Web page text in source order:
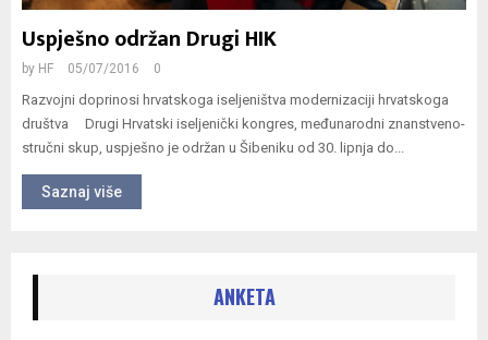
Uspješno održan Drugi HIK
by HF 05/07/2016 0
Razvojni doprinosi hrvatskoga iseljeništva modernizaciji hrvatskoga
društva Drugi Hrvatski iseljenički kongres, međunarodni znanstveno-
stručni skup, uspješno je održan u Šibeniku od 30. lipnja do...
Saznaj više
ANKETA